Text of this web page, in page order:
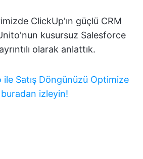
ClickUp'ın güçlü CRM
kusursuz Salesforce
olarak anlattık.
Satış Döngünüzü Optimize
izleyin!